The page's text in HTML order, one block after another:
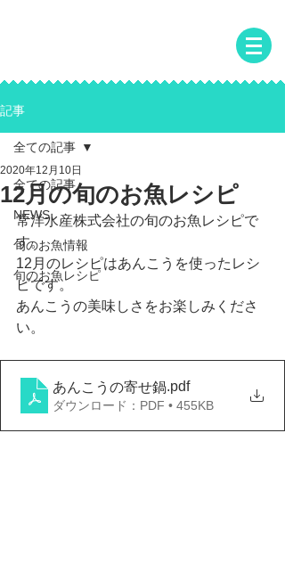
記事
全ての記事
NEWS
旬のお魚情報
旬のお魚レシピ
全ての記事
12月の旬のお魚レシピ
2020年12月10日
常洋水産株式会社の旬のお魚レシピで
す。
12月のレシピはあんこうを使ったレシ
ピです。
あんこうの美味しさをお楽しみくださ
い。
あんこうの寄せ鍋.pdf
ダウンロード：PDF • 455KB